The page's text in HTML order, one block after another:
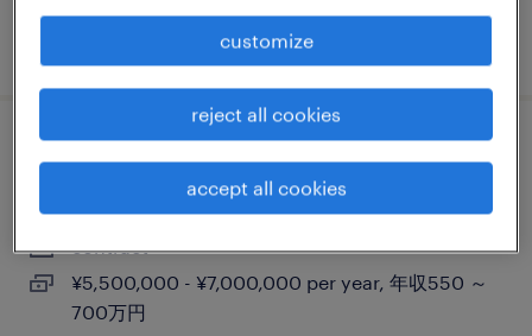
posted 28 march 2025
プロフェシュナル派遣 pcs - hr ops
東京23区, 東京都
contract
¥5,500,000 - ¥7,000,000 per year, 年収550 ～
700万円
customize
reject all cookies
accept all cookies